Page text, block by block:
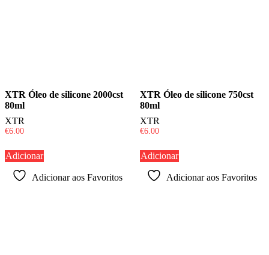
XTR Óleo de silicone 2000cst
80ml
XTR
€6.00
Adicionar
Adicionar aos Favoritos
XTR Óleo de silicone 750cst
80ml
XTR
€6.00
Adicionar
Adicionar aos Favoritos